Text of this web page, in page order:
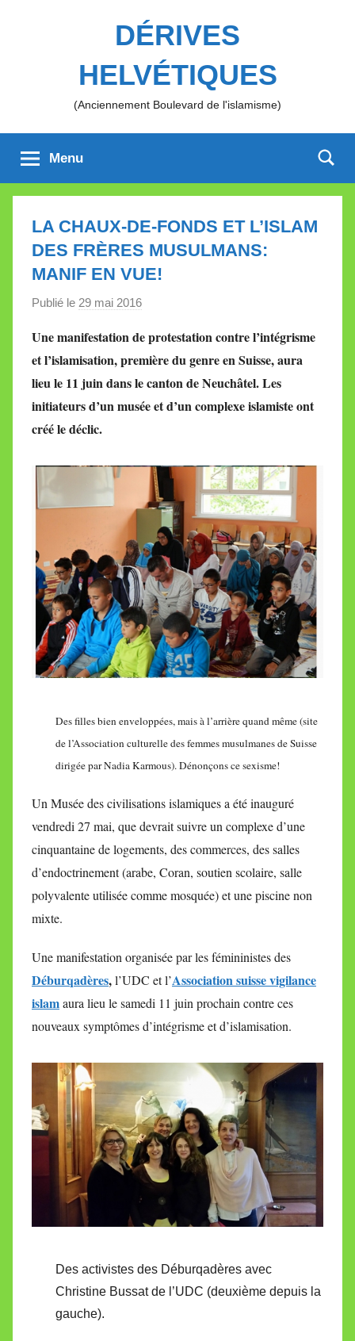
DÉRIVES
HELVÉTIQUES
(Anciennement Boulevard de l'islamisme)
Menu
LA CHAUX-DE-FONDS ET L’ISLAM
DES FRÈRES MUSULMANS:
MANIF EN VUE!
Publié le 29 mai 2016
r
M
i
r
l
e
a
l
l
e
t
t
e
Une manifestation de protestation contre l’intégrisme
et l’islamisation,première du genre en Suisse,aura
lieu le 11 juin dans le canton de Neuchâtel. Les
initiateurs d’un musée et d’un complexe islamiste ont
créé le déclic.
Des filles bien enveloppées, mais à l’arrière quand même (site
de l’Association culturelle des femmes musulmanes de Suisse
dirigée par Nadia Karmous). Dénonçons ce sexisme!
Un Musée des civilisations islamiques a été inauguré
vendredi 27 mai, que devrait suivre un complexe d’une
cinquantaine de logements, des commerces, des salles
d’endoctrinement (arabe, Coran, soutien scolaire, salle
polyvalente utilisée comme mosquée) et une piscine non
mixte.
Une manifestation organisée par les fémininistes des
Déburqadères,l’UDC et l’Association suisse vigilance
islamaura lieu le samedi 11 juin prochain contre ces
nouveaux symptômes d’intégrisme et d’islamisation.
Des activistes des Déburqadères avec
Christine Bussat de l’UDC (deuxième depuis la
gauche).